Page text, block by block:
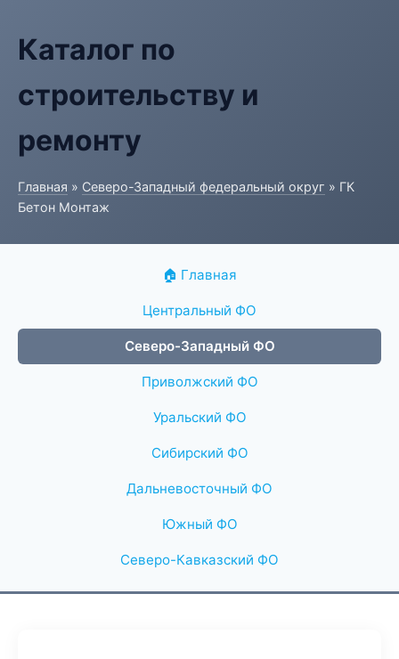
Каталог по
строительству и
ремонту
Главная » Северо-Западный федеральный округ » ГК
Бетон Монтаж
🏠 Главная
Центральный ФО
Северо-Западный ФО
Приволжский ФО
Уральский ФО
Сибирский ФО
Дальневосточный ФО
Южный ФО
Северо-Кавказский ФО